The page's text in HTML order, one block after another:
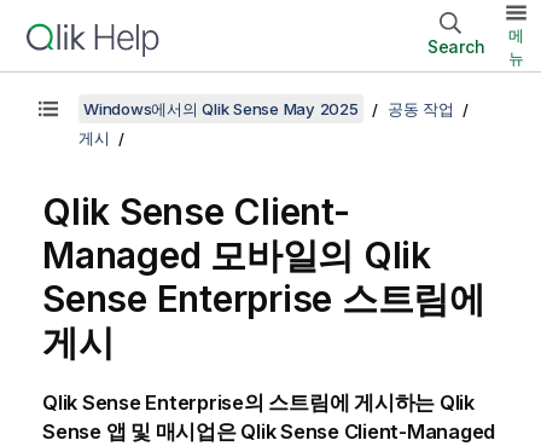
Search
메
뉴
Windows에서의 Qlik Sense May 2025
공동 작업
게시
Qlik Sense Client-
Managed 모바일의 Qlik
Sense Enterprise 스트림에
게시
Qlik Sense Enterprise의 스트림에 게시하는 Qlik
Sense앱 및 매시업은 Qlik Sense Client-Managed